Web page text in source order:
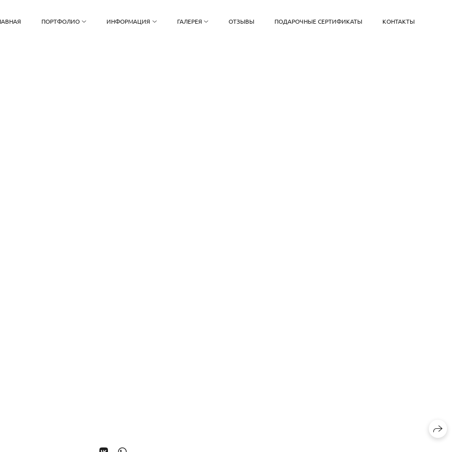
ПОРТФОЛИО ИНФОРМАЦИЯ ГАЛЕРЕЯ ОТЗЫВЫ ПОДАРОЧНЫЕ СЕРТИФИКАТЫ КОНТАКТЫ